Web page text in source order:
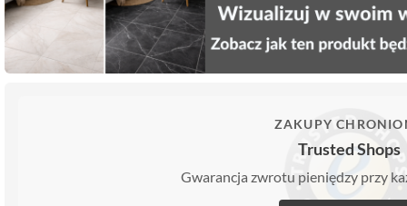
ZAKUPY
Trusted Shops
Gwarancja zwrotu pieniędzy przy